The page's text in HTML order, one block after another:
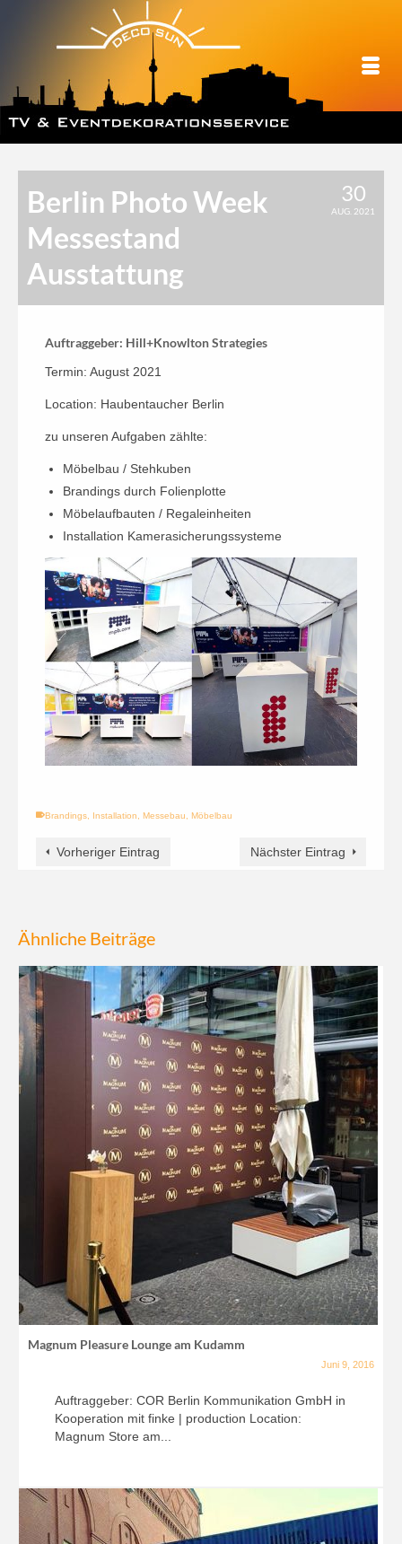
30
AUG. 2021
Berlin Photo Week
Messestand
Ausstattung
Auftraggeber: Hill+Knowlton Strategies
Termin: August 2021
Location: Haubentaucher Berlin
zu unseren Aufgaben zählte:
Möbelbau / Stehkuben
Brandings durch Folienplotte
Möbelaufbauten / Regaleinheiten
Installation Kamerasicherungssysteme
Brandings Installation Messebau Möbelbau
Vorheriger Eintrag Nächster Eintrag
Ähnliche Beiträge
Magnum Pleasure Lounge am Kudamm
Juni 9, 2016
Auftraggeber: COR Berlin Kommunikation GmbH in
Kooperation mit finke | production Location:
Magnum Store am...